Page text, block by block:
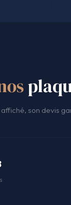
son devis